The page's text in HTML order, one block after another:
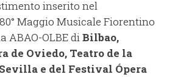
inserito nel
Maggio Musicale Fiorentino
ABAO-OLBE diBilbao,
de Oviedo, Teatro de la
e del Festival Ópera